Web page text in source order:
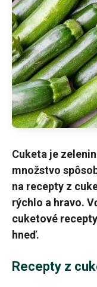
Cuketa je
množstvo
na recepty z
rýchlo a hravo.
cuketové
hneď.
Recepty z